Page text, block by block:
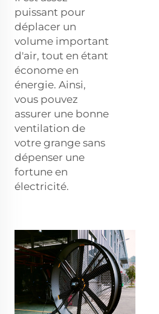
puissant pour
déplacer un
volume important
d'air, tout en étant
économe en
énergie. Ainsi,
vous pouvez
assurer une bonne
ventilation de
votre grange sans
dépenser une
fortune en
électricité.